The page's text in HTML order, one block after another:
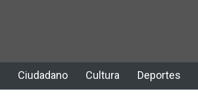
Ciudadano Cultura Deportes